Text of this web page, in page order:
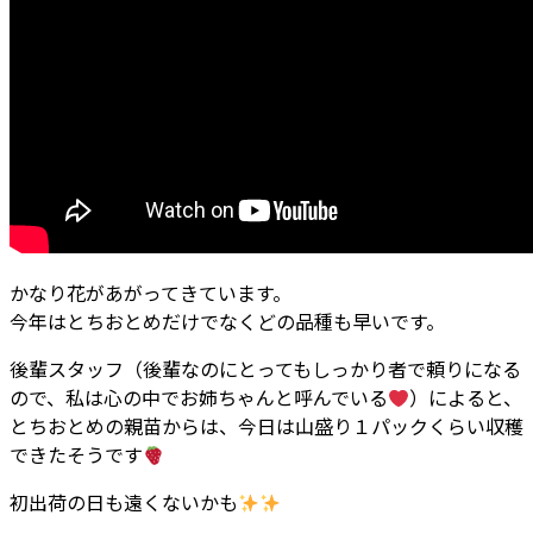
かなり花があがってきています。
今年はとちおとめだけでなくどの品種も早いです。
後輩スタッフ（後輩なのにとってもしっかり者で頼りになる
ので、私は心の中でお姉ちゃんと呼んでいる
）によると、
とちおとめの親苗からは、今日は山盛り１パックくらい収穫
できたそうです
初出荷の日も遠くないかも